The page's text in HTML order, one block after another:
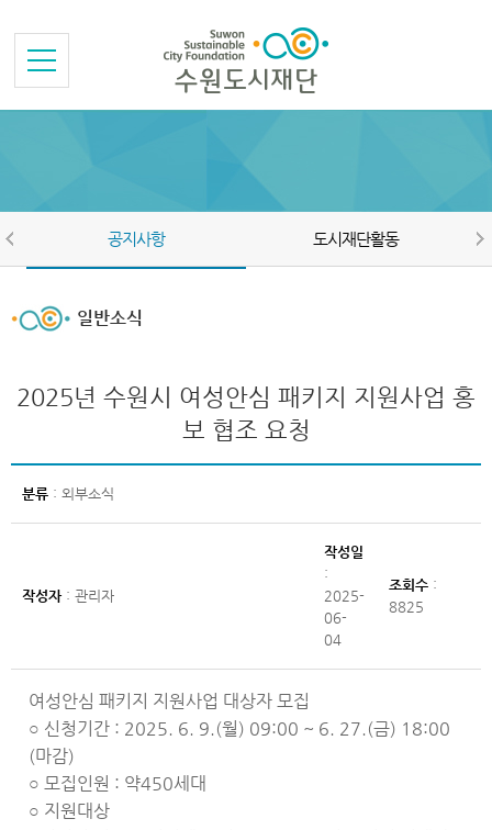
공지사항 도시재단활동
일반소식
2025년 수원시 여성안심 패키지 지원사업 홍
보 협조 요청
분류 : 외부소식
작성자: 관리자
작성일
:
2025-
06-
04
조회수 :
8825
여성안심 패키지 지원사업 대상자 모집
○ 신청기간 : 2025. 6. 9.(월) 09:00 ~ 6. 27.(금) 18:00
(마감)
○ 모집인원 : 약450세대
○ 지원대상